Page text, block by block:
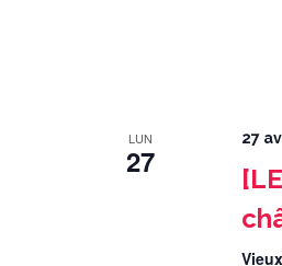
LUN
27
27